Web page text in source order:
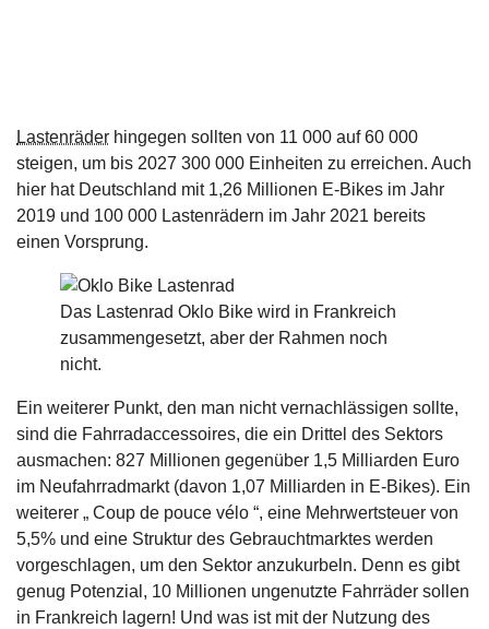
Lastenräder hingegen sollten von 11 000 auf 60 000
steigen, um bis 2027 300 000 Einheiten zu erreichen. Auch
hier hat Deutschland mit 1,26 Millionen E-Bikes im Jahr
2019 und 100 000 Lastenrädern im Jahr 2021 bereits
einen Vorsprung.
Das Lastenrad Oklo Bike wird in Frankreich
zusammengesetzt, aber der Rahmen noch
nicht.
Ein weiterer Punkt, den man nicht vernachlässigen sollte,
sind die Fahrradaccessoires, die ein Drittel des Sektors
ausmachen: 827 Millionen gegenüber 1,5 Milliarden Euro
im Neufahrradmarkt (davon 1,07 Milliarden in E-Bikes). Ein
weiterer „ Coup de pouce vélo “, eine Mehrwertsteuer von
5,5% und eine Struktur des Gebrauchtmarktes werden
vorgeschlagen, um den Sektor anzukurbeln. Denn es gibt
genug Potenzial, 10 Millionen ungenutzte Fahrräder sollen
in Frankreich lagern! Und was ist mit der Nutzung des